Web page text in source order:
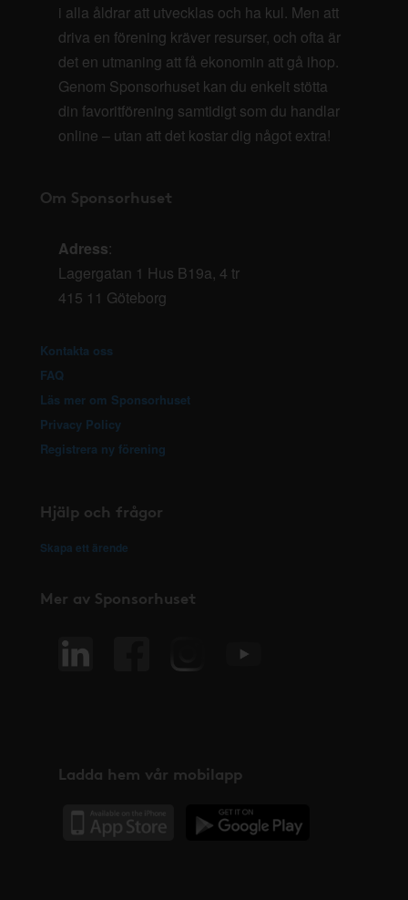
i alla åldrar att utvecklas och ha kul. Men att
driva en förening kräver resurser, och ofta är
det en utmaning att få ekonomin att gå ihop.
Genom Sponsorhuset kan du enkelt stötta
din favoritförening samtidigt som du handlar
online – utan att det kostar dig något extra!
Om Sponsorhuset
Adress:
Lagergatan 1 Hus B19a, 4 tr
415 11 Göteborg
Kontakta oss
FAQ
Läs mer om Sponsorhuset
Privacy Policy
Registrera ny förening
Hjälp och frågor
Skapa ett ärende
Mer av Sponsorhuset
Ladda hem vår mobilapp